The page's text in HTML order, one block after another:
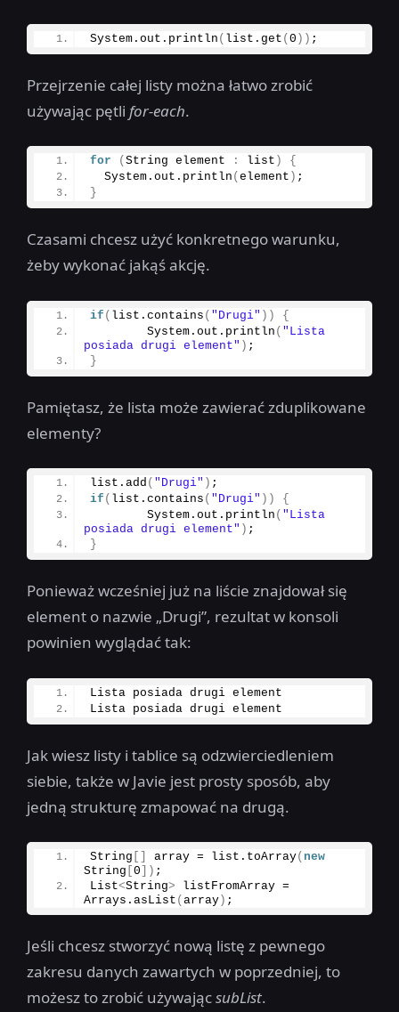
System. out . println ( list. get (0 )) ;
Przejrzenie całej listy można łatwo zrobić
używając pętli for-each.
for ( String element : list )
{
  System.
out . println ( element ) ;
}
Czasami chcesz użyć konkretnego warunku,
żeby wykonać jakąś akcję.
if ( list. contains ( "Drugi" ))
{
        System.
out . println ( "Lista
posiada drugi element" ) ;
}
Pamiętasz, że lista może zawierać zduplikowane
elementy?
list. add ( "Drugi" ) ;
if ( list. contains ( "Drugi" ))
{
        System.
out . println ( "Lista
posiada drugi element" ) ;
}
Ponieważ wcześniej już na liście znajdował się
element o nazwie „Drugi”, rezultat w konsoli
powinien wyglądać tak:
Lista posiada drugi element
Lista posiada drugi element
Jak wiesz listy i tablice są odzwierciedleniem
siebie, także w Javie jest prosty sposób, aby
jedną strukturę zmapować na drugą.
String array = list. toArray( new
String 0 ]) ;
List<String> listFromArray =
Arrays. asList ( array ) ;
Jeśli chcesz stworzyć nową listę z pewnego
zakresu danych zawartych w poprzedniej, to
możesz to zrobić używającsubList.